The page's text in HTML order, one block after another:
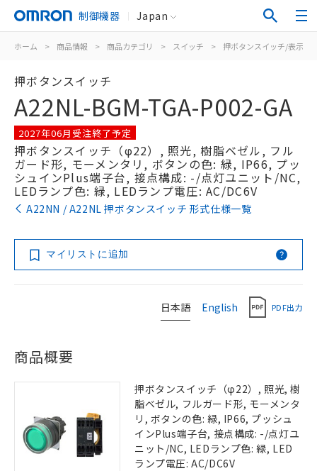
制御機器 Japan
ホーム > 商品情報 > 商品カテゴリ > スイッチ > 押ボタンスイッチ/表示灯
押ボタンスイッチ
A22NL-BGM-TGA-P002-GA
2027年06月受注終了予定
押ボタンスイッチ（φ22）, 照光, 樹脂ベゼル, フル
ガード形, モーメンタリ, ボタンの色: 緑, IP66, プッ
シュインPlus端子台, 接点構成: -/点灯ユニット/NC,
LEDランプ色: 緑, LEDランプ電圧: AC/DC6V
A22NN / A22NL 押ボタンスイッチ 形式仕様一覧
マイリストに追加
日本語 English PDF出力
商品概要
押ボタンスイッチ（φ22）, 照光, 樹
脂ベゼル, フルガード形, モーメンタ
リ, ボタンの色: 緑, IP66, プッシュ
インPlus端子台, 接点構成: -/点灯ユ
ニット/NC, LEDランプ色: 緑, LED
ランプ電圧: AC/DC6V